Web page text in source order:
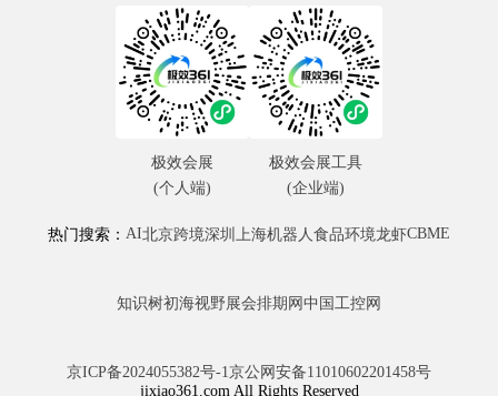
热门搜索： AI北京跨境深圳 上海机器人食品环境龙虾CBME
知识树初海视野展会排期网 中国工控网
京ICP备2024055382号-1京公网安备11010602201458号
jixiao361.com All Rights Reserved
极效会展
(个人端)
极效会展工具
(企业端)